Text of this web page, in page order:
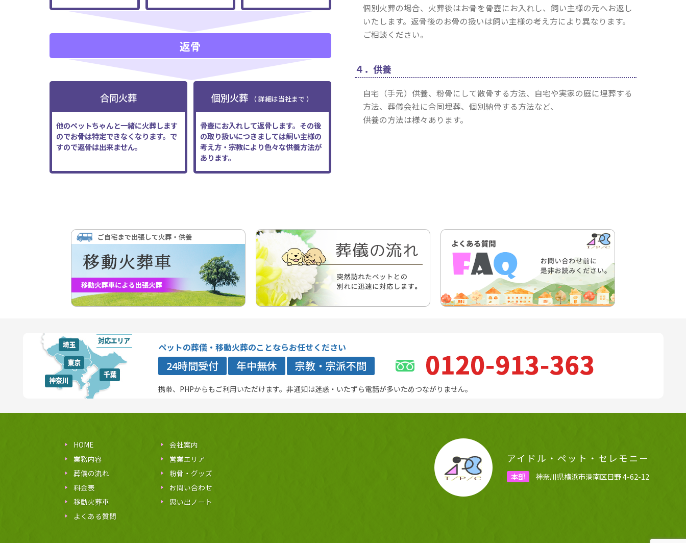
返骨
合同火葬
他のペットちゃんと一緒に火葬します
のでお骨は特定できなくなります。で
すので返骨は出来ません。
個別火葬 （ 詳細は当社まで ）
骨壺にお入れして返骨します。その後
の取り扱いにつきましては飼い主様の
考え方・宗教により色々な供養方法が
あります。
個別火葬の場合、火葬後はお骨を骨壺にお入れし、飼い主様の元へお返し
いたします。返骨後のお骨の扱いは飼い主様の考え方により異なります。
ご相談ください。
４．供養
自宅（手元）供養、粉骨にして散骨する方法、自宅や実家の庭に埋葬する
方法、葬儀会社に合同埋葬、個別納骨する方法など、
供養の方法は様々あります。
ペットの葬儀・移動火葬のことならお任せください
24時間受付 年中無休 宗教・宗派不問
携帯、PHPからもご利用いただけます。非通知は迷惑・いたずら電話が多いためつながりません。
HOME
業務内容
葬儀の流れ
料金表
移動火葬車
よくある質問
会社案内
営業エリア
粉骨・グッズ
お問い合わせ
思い出ノート
アイドル・ペット・セレモニー
本部 神奈川県横浜市港南区日野 4-62-12